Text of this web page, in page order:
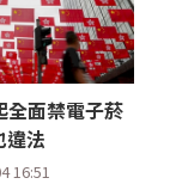
全面禁電子菸
違法
16:51